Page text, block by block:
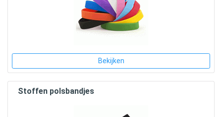
Bekijken
Stoffen polsbandjes